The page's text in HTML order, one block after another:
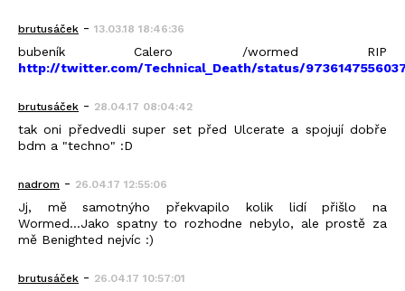
brutusáček - 13.03.18 18:46:36
bubeník Calero /wormed RIP
http://twitter.com/Technical_Death/status/
brutusáček - 28.04.17 08:04:42
tak oni předvedli super set před Ulcerate a spojují dobře
bdm a "techno" :D
nadrom - 26.04.17 12:55:06
Jj, mě samotnýho překvapilo kolik lidí přišlo na
Wormed...Jako spatny to rozhodne nebylo, ale prostě za
mě Benighted nejvíc :)
brutusáček - 26.04.17 10:57:01